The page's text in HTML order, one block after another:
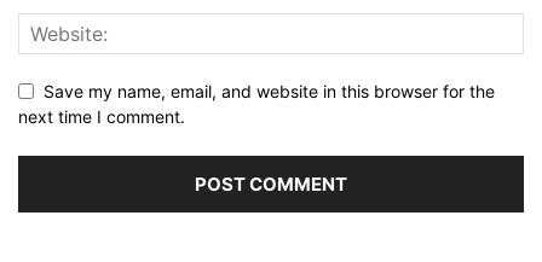
Save my name, email, and website in this browser for the
next time I comment.